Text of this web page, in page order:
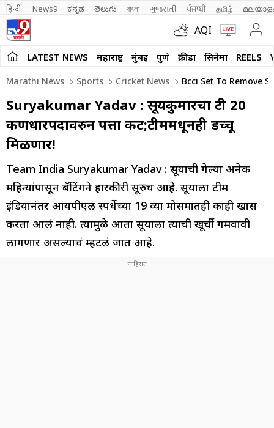
हिन्दी News9 ಕನ್ನಡ తెలుగు বাংলা ગુજરાતી ਪੰਜਾਬੀ தமிழ்
AQI
LATEST NEWS महाराष्ट्र मुंबई पुणे क्रीडा सिनेमा REELS
Marathi News Sports Cricket News Bcci Set To Remove
Suryakumar Yadav : सूर्यकुमारचा टी 20
कर्णधारपदावरुन पत्ता कट;टीममधूनही डच्चू
मिळणार!
Team India Suryakumar Yadav : सूर्याची गेल्या अनेक
महिन्यांपासून बॅटिंगने हारकीरी सूरुच आहे. सूर्याला टीम
इंडियानंतर आयपीएल स्पर्धेच्या 19 व्या मोसमातही काही खास
करता आलं नाही. त्यामुळे आता सूर्याला त्याची खूर्ची गमवावी
लागणार असल्याचं म्हटलं जात आहे.